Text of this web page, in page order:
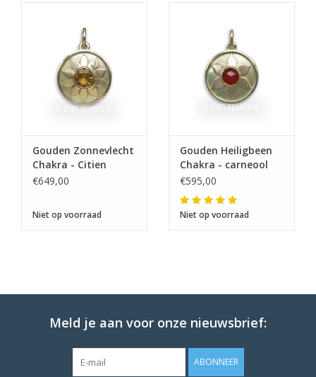
Gouden Zonnevlecht
Chakra - Citien
€649,00
Niet op voorraad
Gouden Heiligbeen
Chakra - carneool
€595,00
Niet op voorraad
Meld je aan voor onze nieuwsbrief:
ABONNEER